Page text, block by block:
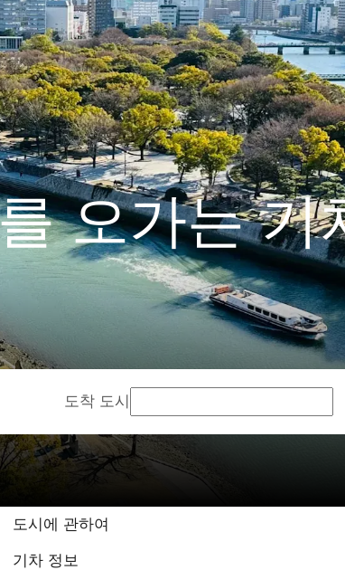
오가는 기
도착 도시
도시에 관하여
기차 정보